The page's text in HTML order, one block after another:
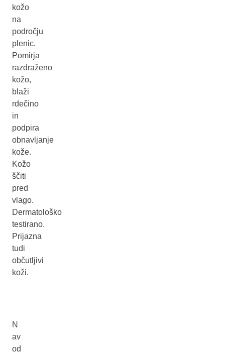
kožo
na
področju
plenic.
Pomirja
razdraženo
kožo,
blaži
rdečino
in
podpira
obnavljanje
kože.
Kožo
ščiti
pred
vlago.
Dermatološko
testirano.
Prijazna
tudi
občutljivi
koži.
N
av
od